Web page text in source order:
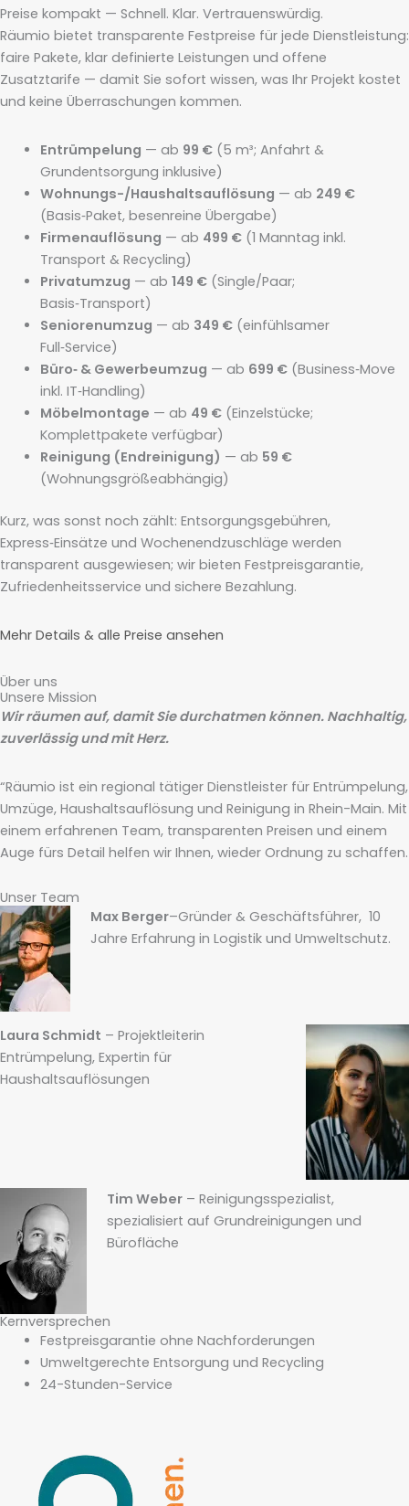
Preise kompakt — Schnell. Klar. Vertrauenswürdig.
Räumio bietet transparente Festpreise für jede Dienstleistung:
faire Pakete, klar definierte Leistungen und offene
Zusatztarife — damit Sie sofort wissen, was Ihr Projekt kostet
und keine Überraschungen kommen.
Entrümpelung — ab 99 €(5 m³; Anfahrt &
Grundentsorgung inklusive)
Wohnungs-/Haushaltsauflösung — ab 249 €
(Basis‑Paket, besenreine Übergabe)
Firmenauflösung — ab 499 €(1 Manntag inkl.
Transport & Recycling)
Privatumzug — ab 149 €(Single/Paar;
Basis‑Transport)
Seniorenumzug — ab 349 €(einfühlsamer
Full‑Service)
Büro‑ & Gewerbeumzug — ab 699 €(Business‑Move
inkl. IT‑Handling)
Möbelmontage — ab 49 €(Einzelstücke;
Komplettpakete verfügbar)
Reinigung (Endreinigung) — ab 59 €
(Wohnungsgrößeabhängig)
Kurz, was sonst noch zählt: Entsorgungsgebühren,
Express‑Einsätze und Wochenendzuschläge werden
transparent ausgewiesen; wir bieten Festpreisgarantie,
Zufriedenheitsservice und sichere Bezahlung.
Mehr Details & alle Preise ansehen
Über uns
Unsere Mission
Wir räumen auf, damit Sie durchatmen können. Nachhaltig,
zuverlässig und mit Herz.
“Räumio ist ein regional tätiger Dienstleister für Entrümpelung,
Umzüge, Haushaltsauflösung und Reinigung in Rhein-Main. Mit
einem erfahrenen Team, transparenten Preisen und einem
Auge fürs Detail helfen wir Ihnen, wieder Ordnung zu schaffen.
Unser Team
Max Berger–Gründer & Geschäftsführer, 10
Jahre Erfahrung in Logistik und Umweltschutz.
Laura Schmidt – Projektleiterin
Entrümpelung, Expertin für
Haushaltsauflösungen
Tim Weber– Reinigungsspezialist,
spezialisiert auf Grundreinigungen und
Bürofläche
Kernversprechen
Festpreisgarantie ohne Nachforderungen
Umweltgerechte Entsorgung und Recycling
24-Stunden-Service